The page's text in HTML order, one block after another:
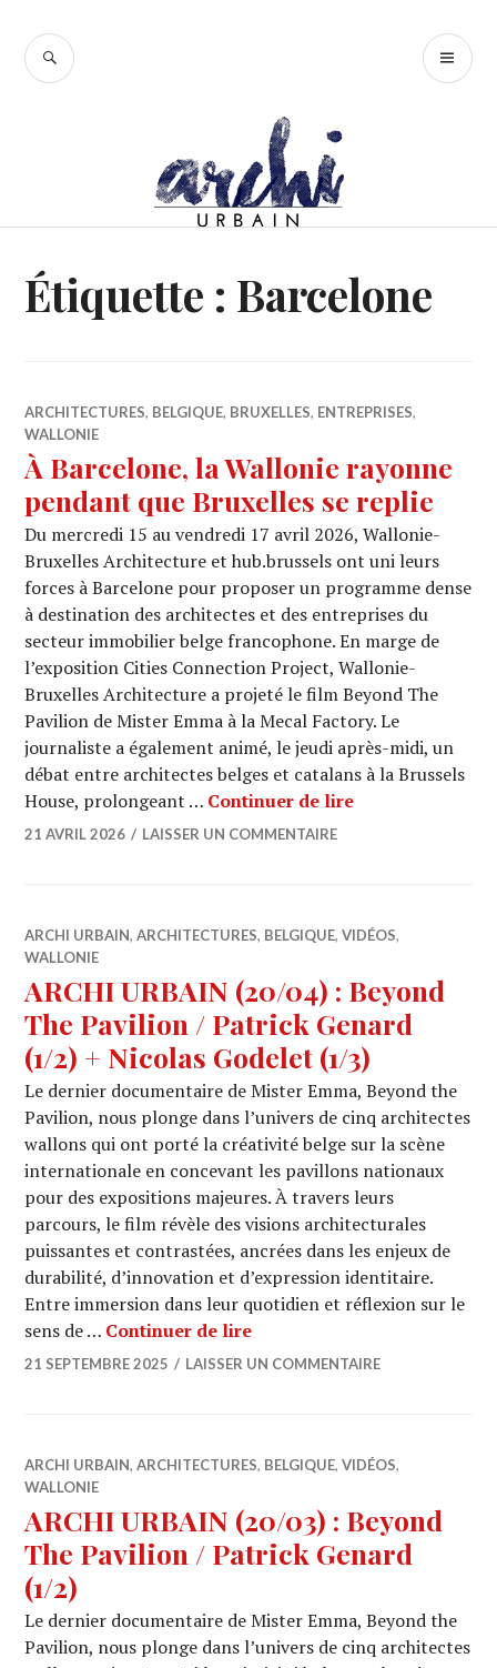
contenu
RECHERCHE
Étiquette : Barcelone
ARCHITECTURES, BELGIQUE, BRUXELLES, ENTREPRISES,
WALLONIE
À Barcelone, la Wallonie rayonne
pendant que Bruxelles se replie
Du mercredi 15 au vendredi 17 avril 2026, Wallonie-
Bruxelles Architecture et hub.brussels ont uni leurs
forces à Barcelone pour proposer un programme dense
à destination des architectes et des entreprises du
secteur immobilier belge francophone. En marge de
l’exposition Cities Connection Project, Wallonie-
Bruxelles Architecture a projeté le film Beyond The
Pavilion de Mister Emma à la Mecal Factory. Le
journaliste a également animé, le jeudi après-midi, un
débat entre architectes belges et catalans à la Brussels
House, prolongeant … Continuer de lireÀ Barcelone, la
21 AVRIL 2026 LAISSER UN COMMENTAIRE
ARCHI URBAIN,ARCHITECTURES, BELGIQUE,VIDÉOS,
WALLONIE
ARCHI URBAIN (20/04) : Beyond
The Pavilion / Patrick Genard
(1/2) + Nicolas Godelet (1/3)
Le dernier documentaire de Mister Emma, Beyond the
Pavilion, nous plonge dans l’univers de cinq architectes
wallons qui ont porté la créativité belge sur la scène
internationale en concevant les pavillons nationaux
pour des expositions majeures. À travers leurs
parcours, le film révèle des visions architecturales
puissantes et contrastées, ancrées dans les enjeux de
durabilité, d’innovation et d’expression identitaire.
Entre immersion dans leur quotidien et réflexion sur le
sens de … Continuer de lireARCHI URBAIN (20/04) :
21 SEPTEMBRE 2025 LAISSER UN COMMENTAIRE
ARCHI URBAIN,ARCHITECTURES, BELGIQUE,VIDÉOS,
WALLONIE
ARCHI URBAIN (20/03) : Beyond
The Pavilion / Patrick Genard
(1/2)
Le dernier documentaire de Mister Emma, Beyond the
Pavilion, nous plonge dans l’univers de cinq architectes